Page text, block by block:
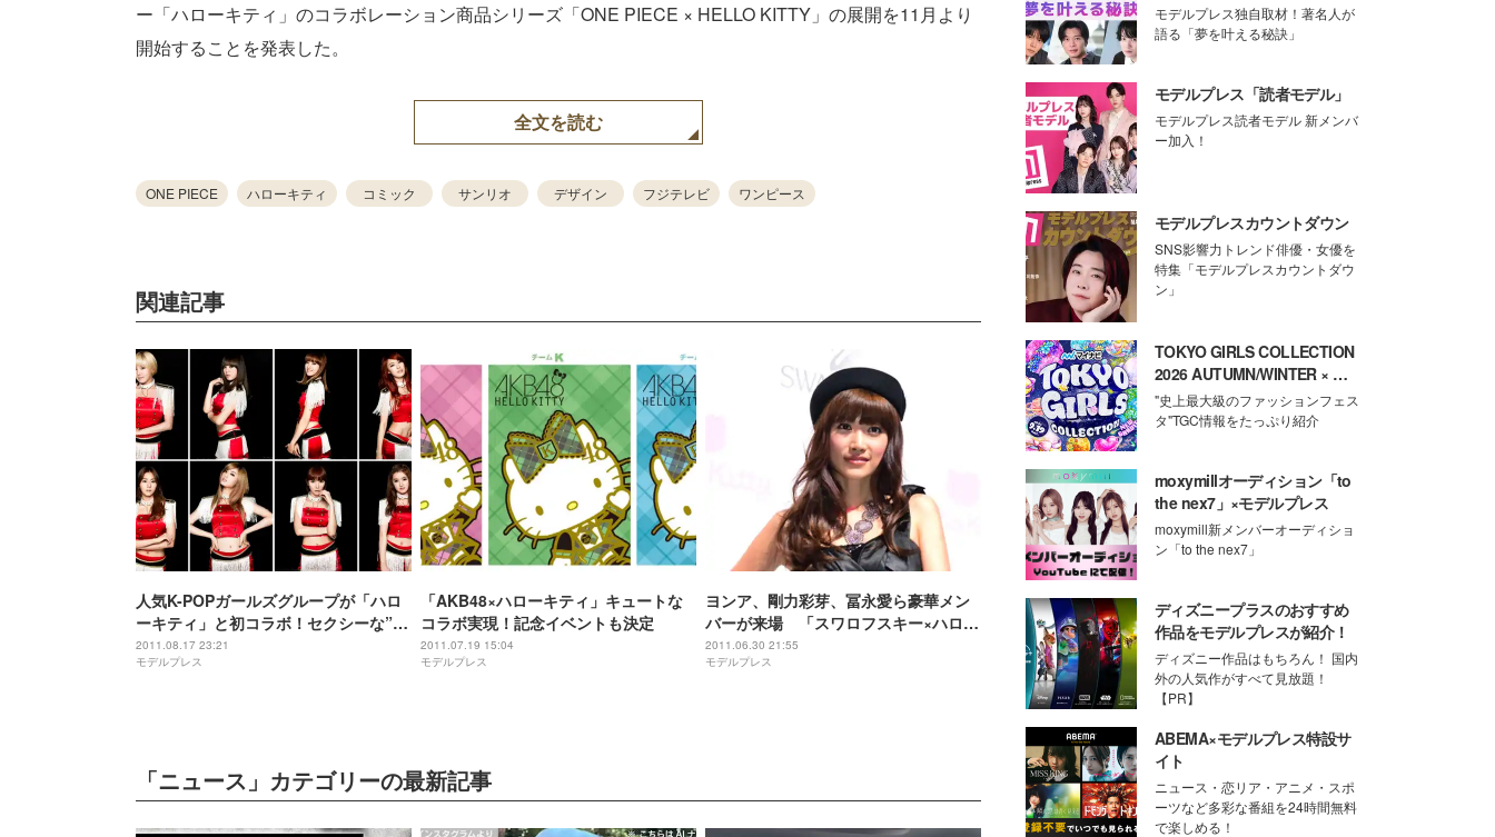
ー「ハローキティ」のコラボレーション商品シリーズ「ONE PIECE × HELLO KITTY」の展開を11月より
開始することを発表した。
全文を読む
ONE PIECE ハローキティ コミック サンリオ デザイン フジテレビ ワンピース
関連記事
人気K-POPガールズグループが「ハロ
ーキティ」と初コラボ！セクシーな”く
びれ”に注目
2011.08.17 23:21
モデルプレス
「AKB48×ハローキティ」キュートな
コラボ実現！記念イベントも決定
2011.07.19 15:04
モデルプレス
ヨンア、剛力彩芽、冨永愛ら豪華メン
バーが来場 「スワロフスキー×ハロー
キティ」コラボパーティー
2011.06.30 21:55
モデルプレス
「ニュース」カテゴリーの最新記事
モデルプレス独自取材！著名人が
語る「夢を叶える秘訣」
モデルプレス「読者モデル」
モデルプレス読者モデル 新メンバ
ー加入！
モデルプレスカウントダウン
SNS影響力トレンド俳優・女優を
特集「モデルプレスカウントダウ
ン」
TOKYO GIRLS COLLECTION
2026 AUTUMN/WINTER × モ
デルプレス
"史上最大級のファッションフェス
タ"TGC情報をたっぷり紹介
moxymillオーディション「to
the nex7」×モデルプレス
moxymill新メンバーオーディショ
ン「to the nex7」
ディズニープラスのおすすめ
作品をモデルプレスが紹介！
ディズニー作品はもちろん！ 国内
外の人気作がすべて見放題！
【PR】
ABEMA×モデルプレス特設サ
イト
ニュース・恋リア・アニメ・スポ
ーツなど多彩な番組を24時間無料
で楽しめる！